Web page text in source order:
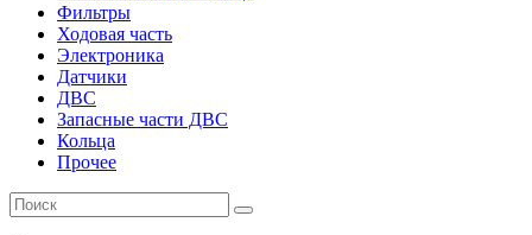
Фильтры
Ходовая часть
Электроника
Датчики
ДВС
Запасные части ДВС
Кольца
Прочее